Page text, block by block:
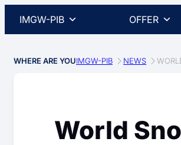
IMGW-PIB OFFER
WHERE ARE YOUIMGW-PIB NEWS
World